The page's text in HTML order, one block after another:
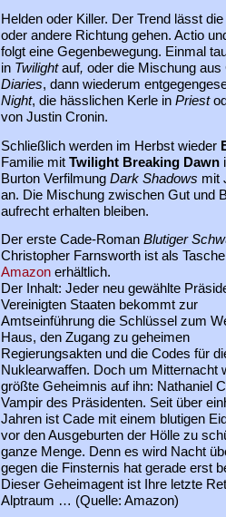
Helden oder Killer. Der Trend lässt
oder andere Richtung gehen. Actio
folgt eine Gegenbewegung. Einmal
in Twilightauf, oder die Mischung
Diaries, dann wiederum
Night, die hässlichen Kerle in Priest
von Justin Cronin.
Schließlich werden im Herbst wieder
Familie mit Twilight Breaking Dawn
Burton Verfilmung Dark Shadows mit
an. Die Mischung zwischen Gut und
aufrecht erhalten bleiben.
Der erste Cade-Roman Blutiger
Christopher Farnsworth ist als
Amazonerhältlich.
Der Inhalt: Jeder neu gewählte
Vereinigten Staaten bekommt zur
Amtseinführung die Schlüssel zum
Haus, den Zugang zu geheimen
Regierungsakten und die Codes für
Nuklearwaffen. Doch um Mitternacht
größte Geheimnis auf ihn: Nathaniel
Vampir des Präsidenten. Seit über
Jahren ist Cade mit einem blutigen
vor den Ausgeburten der Hölle zu
ganze Menge. Denn es wird Nacht
gegen die Finsternis hat gerade erst
Dieser Geheimagent ist Ihre letzte
Alptraum … (Quelle: Amazon)